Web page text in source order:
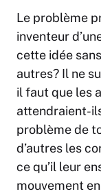
Le problème
inventeur
cette idée
autres? Il ne
il faut que les
attendraient-ils
problème de
d’autres les
ce qu’il leur
mouvement